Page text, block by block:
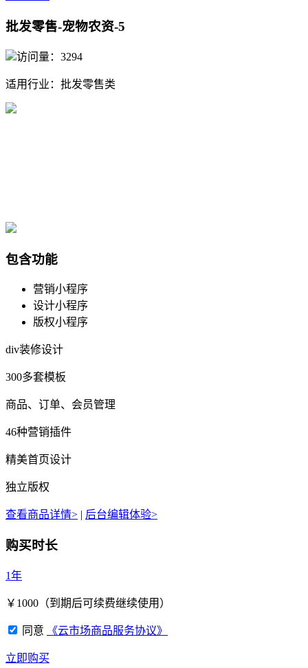
批发零售-宠物农资-5
访问量：3294
适用行业： 批发零售类
包含功能
营销小程序
设计小程序
版权小程序
div装修设计
300多套模板
商品、订单、会员管理
46种营销插件
精美首页设计
独立版权
查看商品详情> | 后台编辑体验>
购买时长
1年
￥ 1000 （到期后可续费继续使用）
同意 《云市场商品服务协议》
立即购买